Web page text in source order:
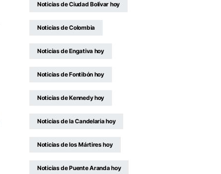
Noticias de Ciudad Bolívar hoy
Noticias de Colombia
Noticias de Engativa hoy
Noticias de Fontibón hoy
Noticias de Kennedy hoy
Noticias de la Candelaria hoy
Noticias de los Mártires hoy
Noticias de Puente Aranda hoy